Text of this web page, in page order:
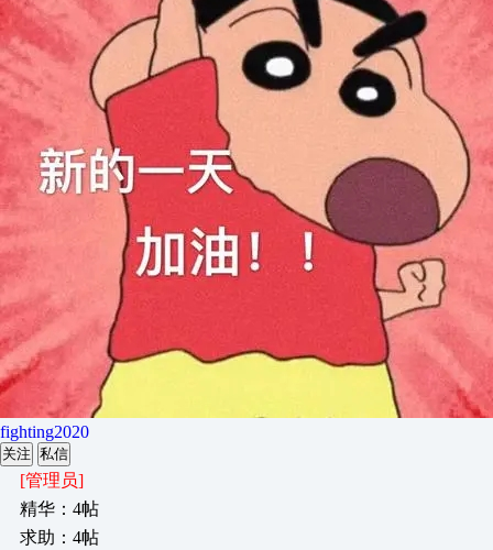
fighting2020
关注 私信
[管理员]
精华：4帖
求助：4帖